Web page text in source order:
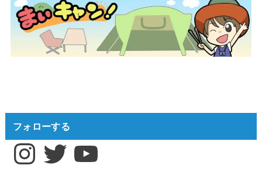
フォローする
InstagramTwitter YouTube